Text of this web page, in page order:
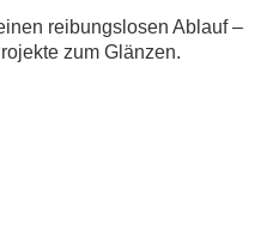
reibungslosen Ablauf –
zum Glänzen.